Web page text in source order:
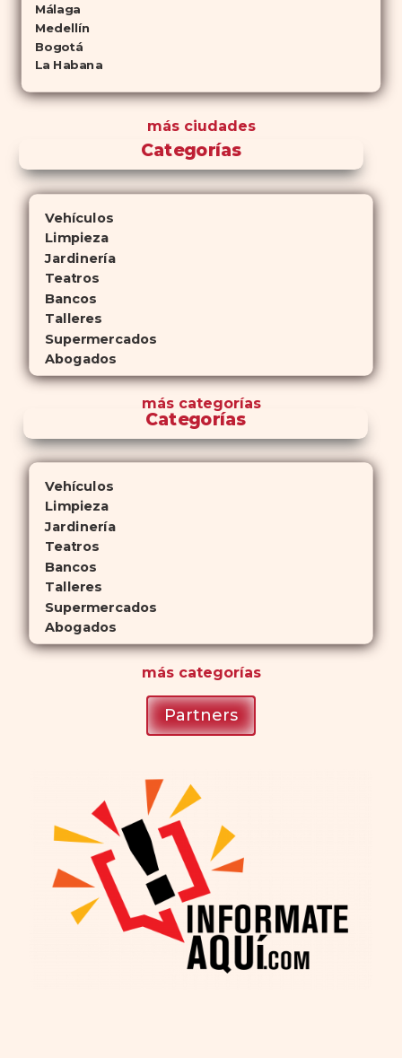
Málaga
Medellín
Bogotá
La Habana
más ciudades
Categorías
Vehículos
Limpieza
Jardinería
Teatros
Bancos
Talleres
Supermercados
Abogados
máscategorías
Categorías
Vehículos
Limpieza
Jardinería
Teatros
Bancos
Talleres
Supermercados
Abogados
máscategorías
Partners